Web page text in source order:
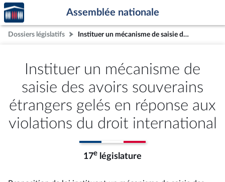
Aller au contenu
Aller en bas de la page
Accèder
à la
page
d'accueil
Assemblée nationale
Dossiers législatifs Instituer un mécanisme de saisie des avoirs souverains étrangers gelés en réponse aux violations du droit international
Instituer un mécanisme de
saisie des avoirs souverains
étrangers gelés en réponse aux
violations du droit international
17e législature